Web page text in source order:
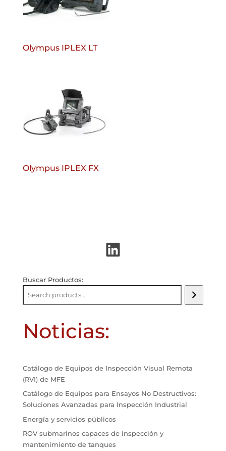
Olympus IPLEX LT
Olympus IPLEX FX
LinkedIn
Buscar Productos:
Noticias:
Catálogo de Equipos de Inspección Visual Remota
(RVI) de MFE
Catálogo de Equipos para Ensayos No Destructivos:
Soluciones Avanzadas para Inspección Industrial
Energía y servicios públicos
ROV submarinos capaces de inspección y
mantenimiento de tanques